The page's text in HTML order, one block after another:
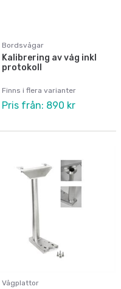
Bordsvågar
Kalibrering av våg inkl
protokoll
Finns i flera varianter
Pris från: 890 kr
Vågplattor